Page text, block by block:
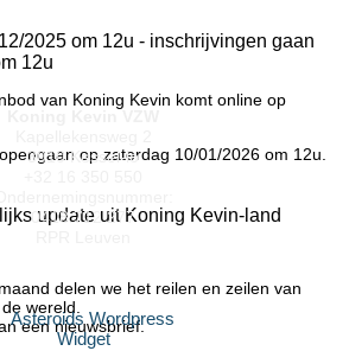
3010 Kessel-lo
0418.712.277
2025 om 12u - inschrijvingen gaan
12u
van Koning Kevin komt online op
op zaterdag 10/01/2026 om 12u.
update uit Koning Kevin-land
delen we het reilen en zeilen van
wereld.
een nieuwsbrief.